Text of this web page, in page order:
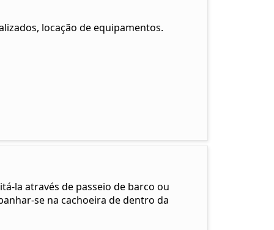
locação de equipamentos.
la através de passeio de barco ou
se na cachoeira de dentro da